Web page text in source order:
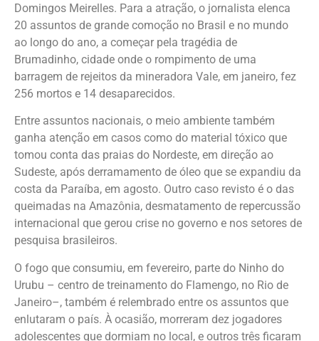
Domingos Meirelles. Para a atração, o jornalista elenca
20 assuntos de grande comoção no Brasil e no mundo
ao longo do ano, a começar pela tragédia de
Brumadinho, cidade onde o rompimento de uma
barragem de rejeitos da mineradora Vale, em janeiro, fez
256 mortos e 14 desaparecidos.
Entre assuntos nacionais, o meio ambiente também
ganha atenção em casos como do material tóxico que
tomou conta das praias do Nordeste, em direção ao
Sudeste, após derramamento de óleo que se expandiu da
costa da Paraíba, em agosto. Outro caso revisto é o das
queimadas na Amazônia, desmatamento de repercussão
internacional que gerou crise no governo e nos setores de
pesquisa brasileiros.
O fogo que consumiu, em fevereiro, parte do Ninho do
Urubu – centro de treinamento do Flamengo, no Rio de
Janeiro–, também é relembrado entre os assuntos que
enlutaram o país. À ocasião, morreram dez jogadores
adolescentes que dormiam no local, e outros três ficaram